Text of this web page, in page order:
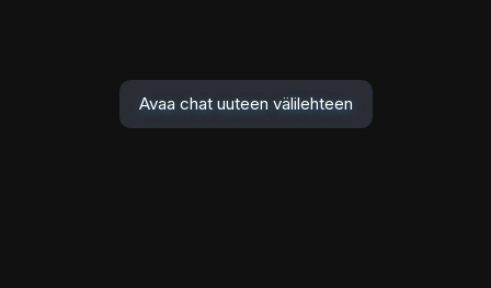
Avaa chat uuteen välilehteen